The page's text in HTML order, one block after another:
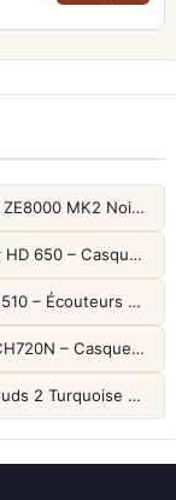
Final Audio ZE8000 MK2 Noir – Écouteurs True Wireless audiophiles 8K Sound
Sennheiser HD 650 – Casque audiophile ouvert pour l'écoute analytique
Sony WF-C510 – Écouteurs True Wireless compacts, autonomie 22h et multipoint
Sony WH-CH720N – Casque ANC 35h, Ultra-léger (192g) avec Processeur V1
JBL Tune Buds 2 Turquoise – Écouteurs True Wireless avec ANC et autonomie 48h